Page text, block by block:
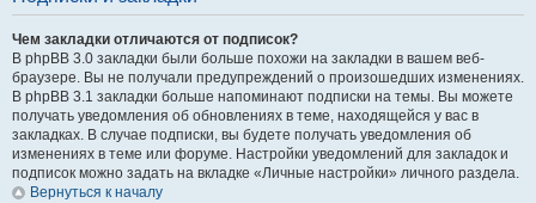
Чем закладки отличаются от подписок?
В phpBB 3.0 закладки были больше похожи на закладки в вашем веб-
браузере. Вы не получали предупреждений о произошедших изменениях.
В phpBB 3.1 закладки больше напоминают подписки на темы. Вы можете
получать уведомления об обновлениях в теме, находящейся у вас в
закладках. В случае подписки, вы будете получать уведомления об
изменениях в теме или форуме. Настройки уведомлений для закладок и
подписок можно задать на вкладке «Личные настройки» личного раздела.
Вернуться к началу